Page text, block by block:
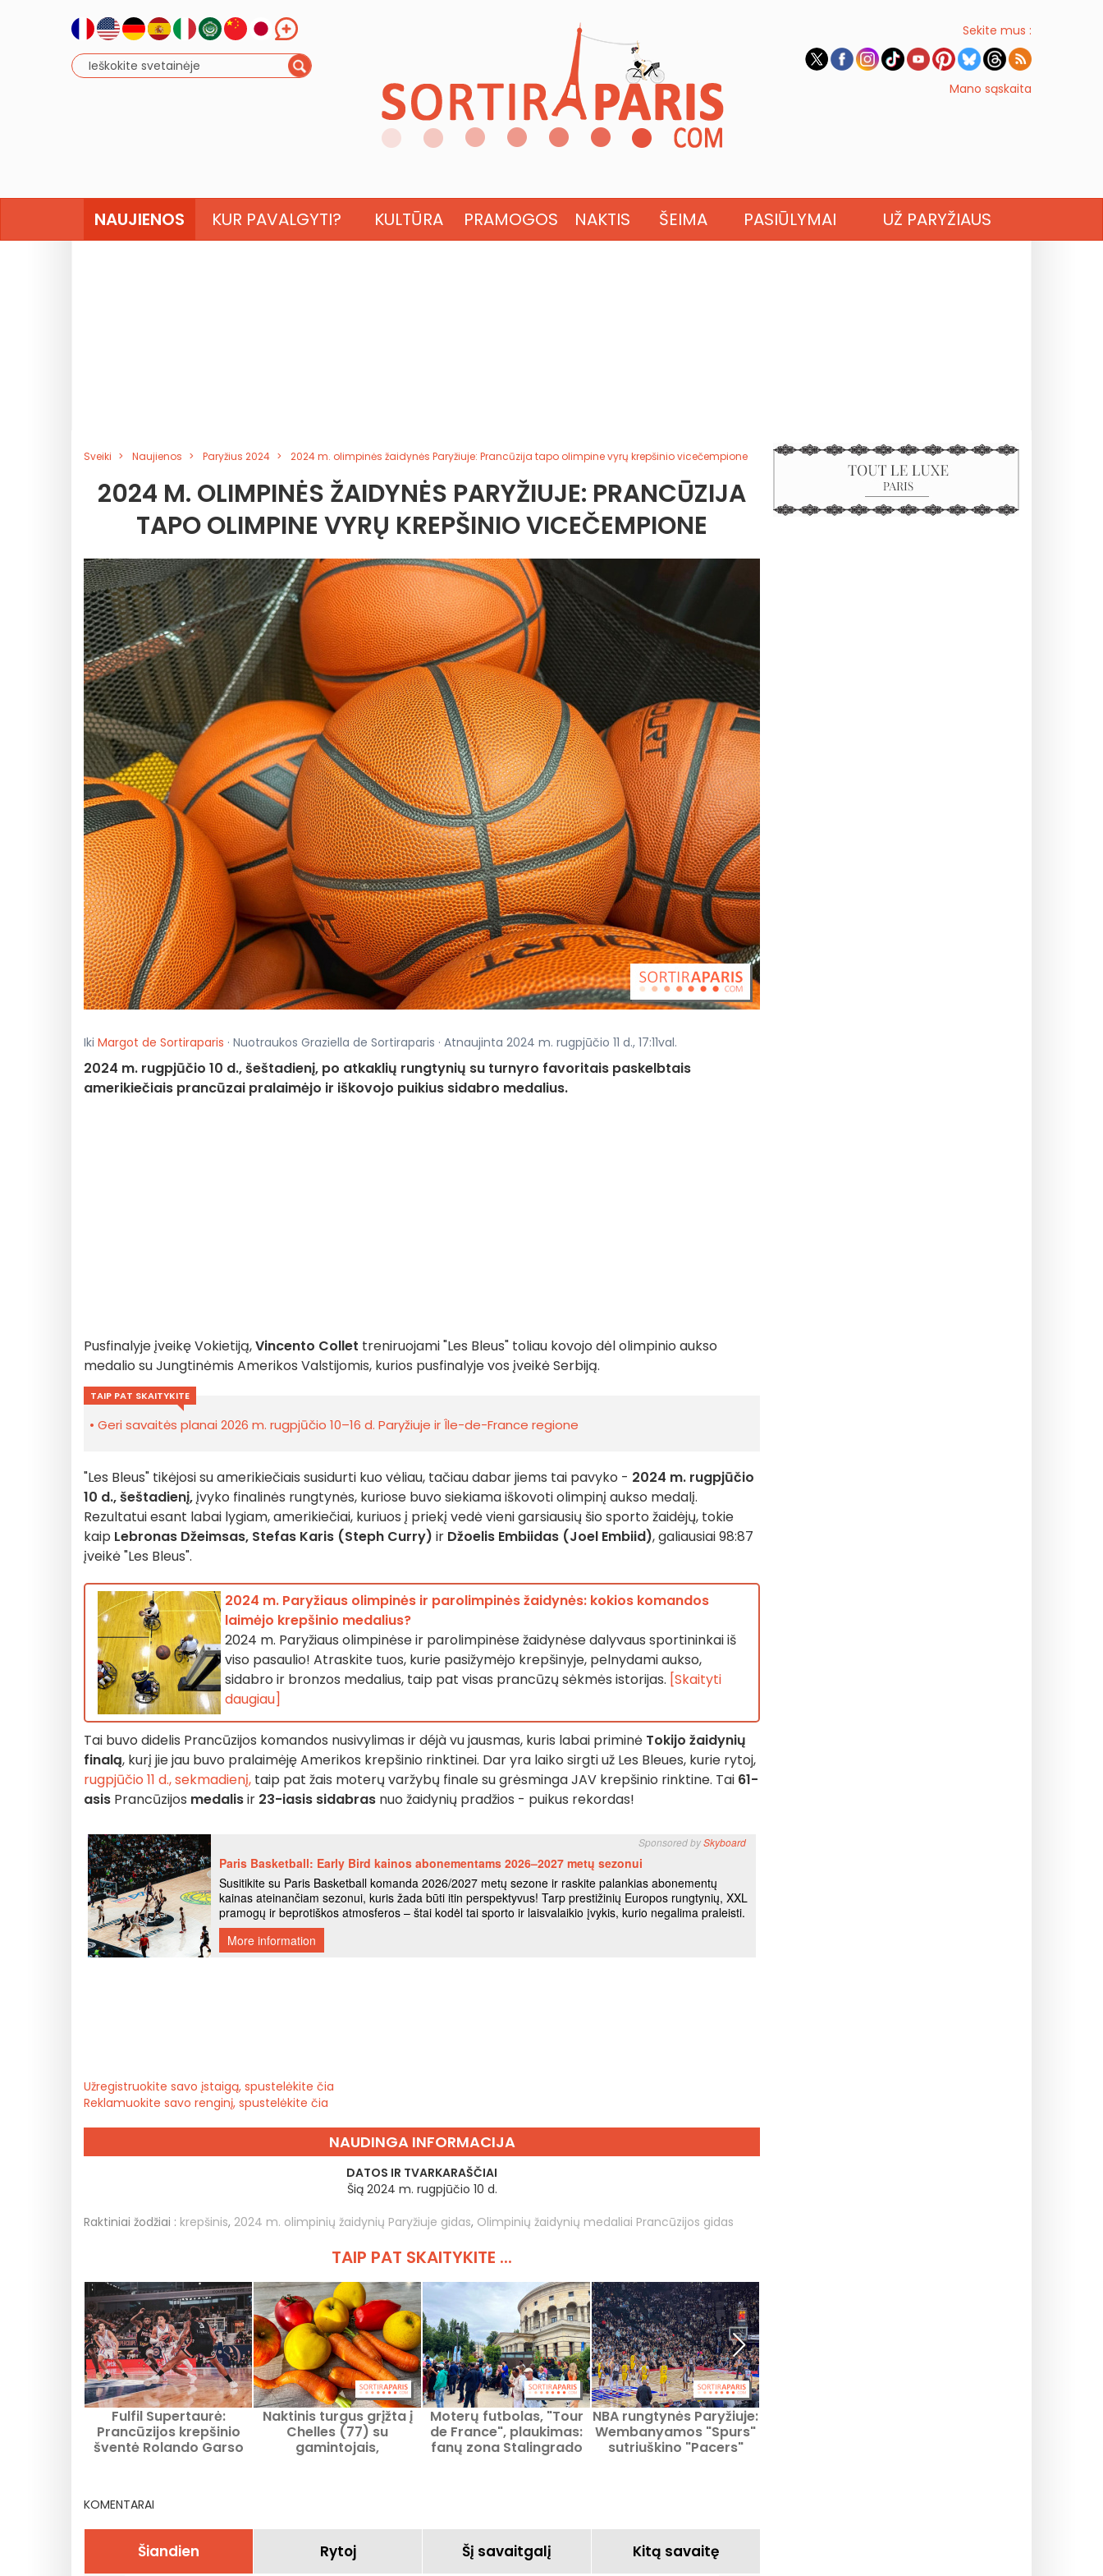
Sekite mus :
Mano sąskaita
NAUJIENOS KUR PAVALGYTI? KULTŪRA PRAMOGOS NAKTIS ŠEIMA PASIŪLYMAI UŽ PARYŽIAUS
Sveiki Naujienos Paryžius 2024 2024 m. olimpinės žaidynės Paryžiuje: Prancūzija tapo olimpine vyrų krepšinio vicečempione
2024 M. OLIMPINĖS ŽAIDYNĖS PARYŽIUJE: PRANCŪZIJA
TAPO OLIMPINE VYRŲ KREPŠINIO VICEČEMPIONE
Iki Margot de Sortiraparis · Nuotraukos Graziella de Sortiraparis · Atnaujinta 2024 m. rugpjūčio 11 d., 17:11val.
2024 m. rugpjūčio 10 d., šeštadienį, po atkaklių rungtynių su turnyro favoritais paskelbtais
amerikiečiais prancūzai pralaimėjo ir iškovojo puikius sidabro medalius.
Pusfinalyje įveikę Vokietiją,Vincento Collet treniruojami "Les Bleus" toliau kovojo dėl olimpinio aukso
medalio su Jungtinėmis Amerikos Valstijomis, kurios pusfinalyje vos įveikė Serbiją.
TAIP PAT SKAITYKITE
Geri savaitės planai 2026 m. rugpjūčio 10–16 d. Paryžiuje ir Île-de-France regione
"Les Bleus" tikėjosi su amerikiečiais susidurti kuo vėliau, tačiau dabar jiems tai pavyko - 2024 m. rugpjūčio
10 d., šeštadienį,įvyko finalinės rungtynės, kuriose buvo siekiama iškovoti olimpinį aukso medalį.
Rezultatui esant labai lygiam, amerikiečiai, kuriuos į priekį vedė vieni garsiausių šio sporto žaidėjų, tokie
kaip Lebronas Džeimsas, Stefas Karis (Steph Curry) ir Džoelis Embiidas (Joel Embiid), galiausiai 98:87
įveikė "Les Bleus".
2024 m. Paryžiaus olimpinės ir parolimpinės žaidynės: kokios komandos
laimėjo krepšinio medalius?
2024 m. Paryžiaus olimpinėse ir parolimpinėse žaidynėse dalyvaus sportininkai iš
viso pasaulio! Atraskite tuos, kurie pasižymėjo krepšinyje, pelnydami aukso,
sidabro ir bronzos medalius, taip pat visas prancūzų sėkmės istorijas. [Skaityti
daugiau]
Tai buvo didelis Prancūzijos komandos nusivylimas ir déjà vu jausmas, kuris labai priminė Tokijo žaidynių
finalą, kurį jie jau buvo pralaimėję Amerikos krepšinio rinktinei. Dar yra laiko sirgti už Les Bleues, kurie rytoj,
rugpjūčio 11 d., sekmadienį, taip pat žais moterų varžybų finale su grėsminga JAV krepšinio rinktine. Tai 61-
asis Prancūzijos medalisir 23-iasis sidabras nuo žaidynių pradžios - puikus rekordas!
Užregistruokite savo įstaigą, spustelėkite čia
Reklamuokite savo renginį, spustelėkite čia
NAUDINGA INFORMACIJA
DATOS IR TVARKARAŠČIAI
Šią 2024 m. rugpjūčio 10 d.
Raktiniai žodžiai : krepšinis, 2024 m. olimpinių žaidynių Paryžiuje gidas, Olimpinių žaidynių medaliai Prancūzijos gidas
TAIP PAT SKAITYKITE ...
Fulfil Supertaurė:
Prancūzijos krepšinio
šventė Rolando Garso
Naktinis turgus grįžta į
Chelles (77) su
gamintojais,
Moterų futbolas, "Tour
de France", plaukimas:
fanų zona Stalingrado
NBA rungtynės Paryžiuje:
Wembanyamos "Spurs"
sutriuškino "Pacers"
KOMENTARAI
Šiandien Rytoj Šį savaitgalį Kitą savaitę